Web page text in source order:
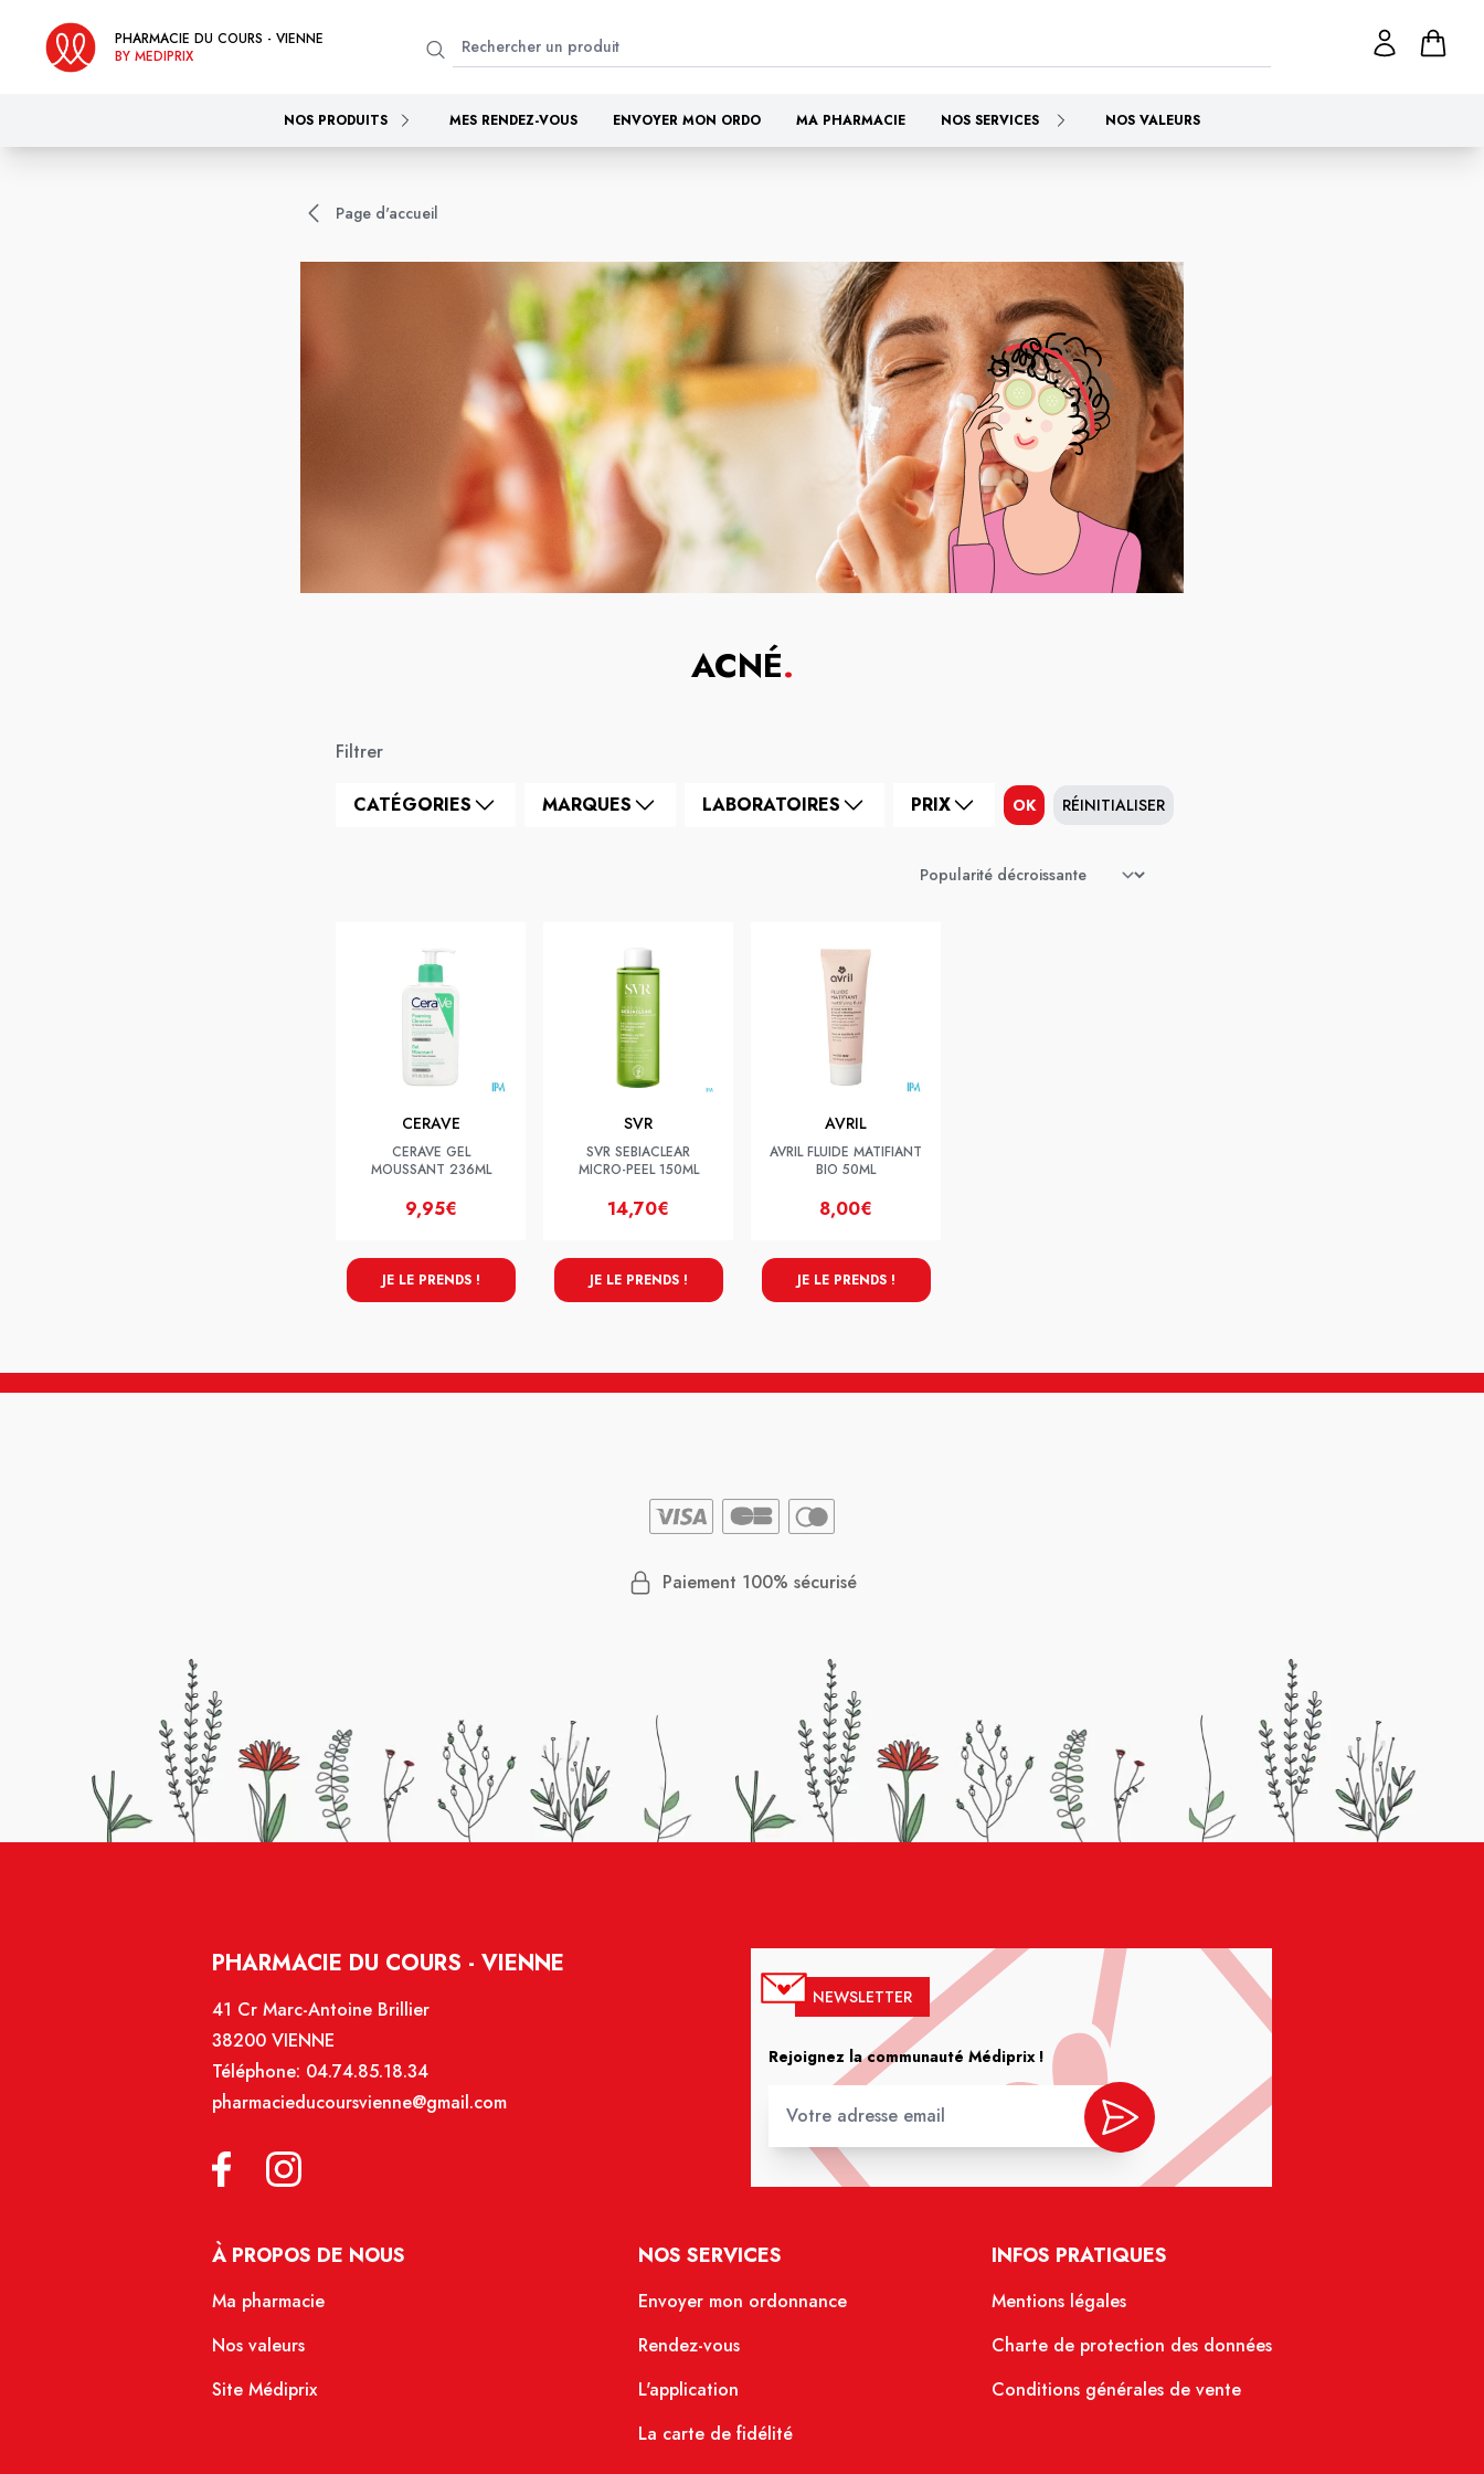
PHARMACIE DU COURS - VIENNE
BY MEDIPRIX
NOS PRODUITS MES RENDEZ-VOUS ENVOYER MON ORDO MA PHARMACIE NOS SERVICES NOS VALEURS
Page d'accueil
ACNÉ.
Filtrer
CATÉGORIES MARQUES LABORATOIRES PRIX OK RÉINITIALISER
CERAVE
CERAVE GEL
MOUSSANT 236ML
9,95€
JE LE PRENDS !
SVR
SVR SEBIACLEAR
MICRO-PEEL 150ML
14,70€
JE LE PRENDS !
AVRIL
AVRIL FLUIDE MATIFIANT
BIO 50ML
8,00€
JE LE PRENDS !
Paiement 100% sécurisé
PHARMACIE DU COURS - VIENNE
41 Cr Marc-Antoine Brillier
38200 VIENNE
Téléphone: 04.74.85.18.34
pharmacieducoursvienne@gmail.com
NEWSLETTER
Rejoignez la communauté Médiprix !
À PROPOS DE NOUS
Ma pharmacie
Nos valeurs
Site Médiprix
NOS SERVICES
Envoyer mon ordonnance
Rendez-vous
L'application
La carte de fidélité
INFOS PRATIQUES
Mentions légales
Charte de protection des données
Conditions générales de vente